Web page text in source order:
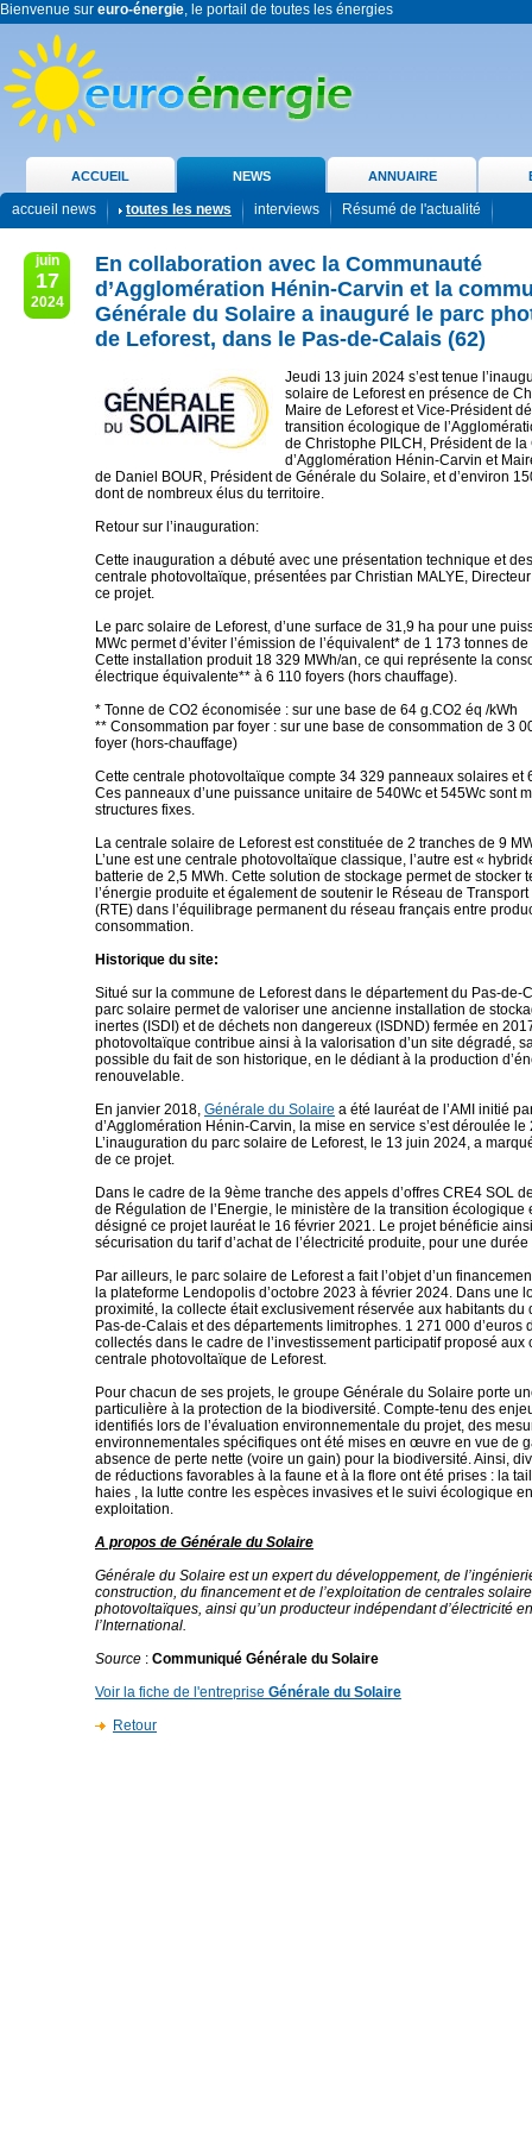
Bienvenue sur euro-énergie, le portail de toutes les énergies
ACCUEIL NEWS ANNUAIRE
accueil news toutes les news interviews Résumé de l'actualité
juin
17
2024
En collaboration avec la Communauté
d’Agglomération Hénin-Carvin et la
Générale du Solaire a inauguré le parc
de Leforest, dans le Pas-de-Calais (62)
Jeudi 13 juin 2024 s’est tenue
solaire de Leforest en présence de
Maire de Leforest et Vice-Président
transition écologique de
de Christophe PILCH, Président de la
d’Agglomération Hénin-Carvin et
de Daniel BOUR, Président de Générale du Solaire, et d’environ
dont de nombreux élus du territoire.
Retour sur l’inauguration:
Cette inauguration a débuté avec une présentation technique et
centrale photovoltaïque, présentées par Christian MALYE,
ce projet.
Le parc solaire de Leforest, d’une surface de 31,9 ha pour une
MWc permet d’éviter l’émission de l’équivalent* de 1 173 tonnes
Cette installation produit 18 329 MWh/an, ce qui représente la
électrique équivalente** à 6 110 foyers (hors chauffage).
* Tonne de CO2 économisée : sur une base de 64 g.CO2 éq /kWh
** Consommation par foyer : sur une base de consommation de 3
foyer (hors-chauffage)
Cette centrale photovoltaïque compte 34 329 panneaux solaires et
Ces panneaux d’une puissance unitaire de 540Wc et 545Wc sont
structures fixes.
La centrale solaire de Leforest est constituée de 2 tranches de 9
L’une est une centrale photovoltaïque classique, l’autre est «
batterie de 2,5 MWh. Cette solution de stockage permet de stocker
l’énergie produite et également de soutenir le Réseau de Transport
(RTE) dans l’équilibrage permanent du réseau français entre
consommation.
Historique du site:
Situé sur la commune de Leforest dans le département du Pas-de-
parc solaire permet de valoriser une ancienne installation de
inertes (ISDI) et de déchets non dangereux (ISDND) fermée en
photovoltaïque contribue ainsi à la valorisation d’un site dégradé,
possible du fait de son historique, en le dédiant à la production
renouvelable.
En janvier 2018, Générale du Solaire a été lauréat de l’AMI initié
d’Agglomération Hénin-Carvin, la mise en service s’est déroulée le
L’inauguration du parc solaire de Leforest, le 13 juin 2024, a
de ce projet.
Dans le cadre de la 9ème tranche des appels d’offres CRE4 SOL
de Régulation de l’Energie, le ministère de la transition écologique
désigné ce projet lauréat le 16 février 2021. Le projet bénéficie
sécurisation du tarif d’achat de l’électricité produite, pour une
Par ailleurs, le parc solaire de Leforest a fait l’objet d’un
la plateforme Lendopolis d’octobre 2023 à février 2024. Dans une
proximité, la collecte était exclusivement réservée aux habitants du
Pas-de-Calais et des départements limitrophes. 1 271 000 d’euros
collectés dans le cadre de l’investissement participatif proposé aux
centrale photovoltaïque de Leforest.
Pour chacun de ses projets, le groupe Générale du Solaire porte
particulière à la protection de la biodiversité. Compte-tenu des
identifiés lors de l’évaluation environnementale du projet, des
environnementales spécifiques ont été mises en œuvre en vue de
absence de perte nette (voire un gain) pour la biodiversité. Ainsi,
de réductions favorables à la faune et à la flore ont été prises : la
haies , la lutte contre les espèces invasives et le suivi écologique
exploitation.
A propos de Générale du Solaire
Générale du Solaire est un expert du développement, de
construction, du financement et de l’exploitation de centrales
photovoltaïques, ainsi qu’un producteur indépendant d’électricité
l’International.
Source : Communiqué Générale du Solaire
Voir la fiche de l'entreprise Générale du Solaire
Retour